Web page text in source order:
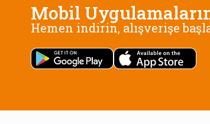
Mobil
Hemen indirin, alışverişe